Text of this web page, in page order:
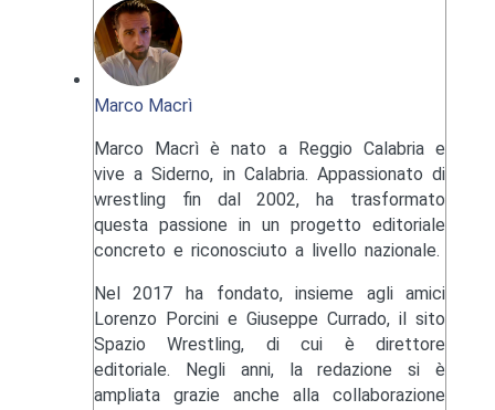
Marco Macrì
Marco Macrì è nato a Reggio Calabria e
vive a Siderno, in Calabria. Appassionato di
wrestling fin dal 2002, ha trasformato
questa passione in un progetto editoriale
concreto e riconosciuto a livello nazionale.
Nel 2017 ha fondato, insieme agli amici
Lorenzo Porcini e Giuseppe Currado, il sito
Spazio Wrestling, di cui è direttore
editoriale. Negli anni, la redazione si è
ampliata grazie anche alla collaborazione